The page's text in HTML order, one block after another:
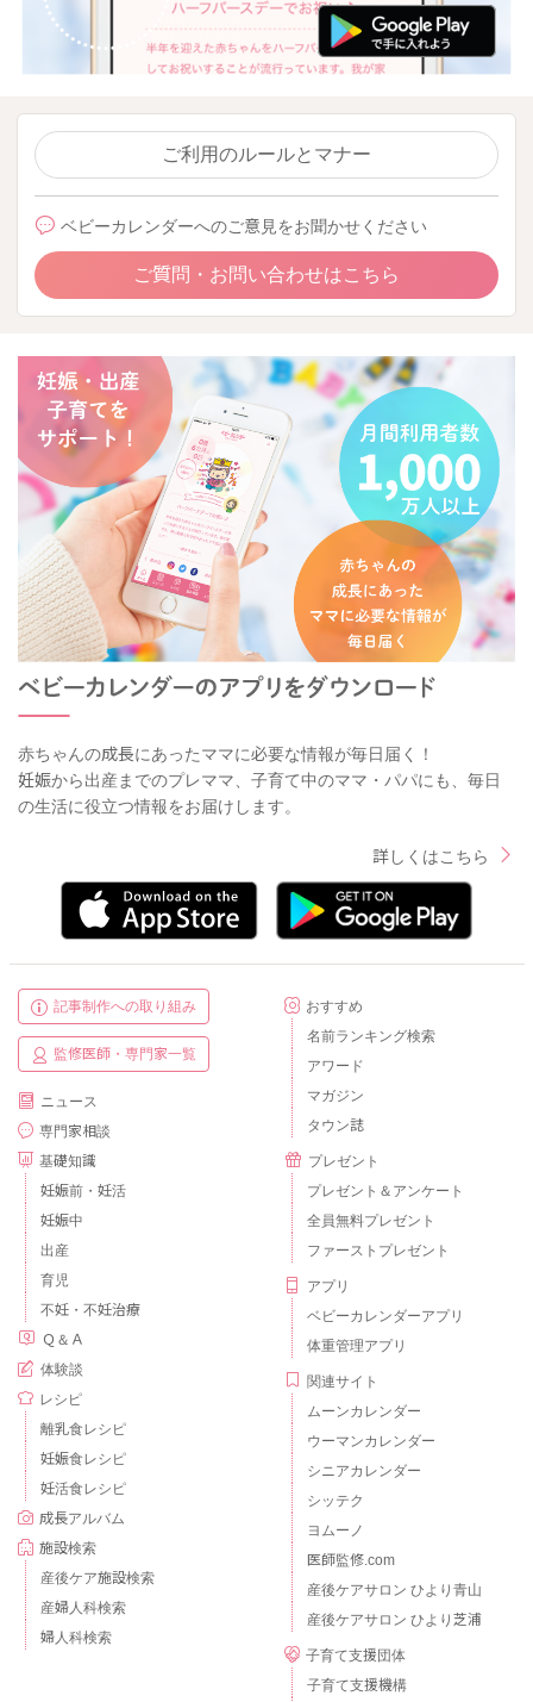
ご利用のルールとマナー
ベビーカレンダーへのご意見をお聞かせください
ご質問・お問い合わせはこちら
赤ちゃんの成長にあったママに必要な情報が毎日届く！
妊娠から出産までのプレママ、子育て中のママ・パパにも、毎日
の生活に役立つ情報をお届けします。
詳しくはこちら
記事制作への取り組み
監修医師・専門家一覧
ニュース
専門家相談
基礎知識
妊娠前・妊活
妊娠中
出産
育児
不妊・不妊治療
Ｑ＆Ａ
体験談
レシピ
離乳食レシピ
妊娠食レシピ
妊活食レシピ
成長アルバム
施設検索
産後ケア施設検索
産婦人科検索
婦人科検索
おすすめ
名前ランキング検索
アワード
マガジン
タウン誌
プレゼント
プレゼント＆アンケート
全員無料プレゼント
ファーストプレゼント
アプリ
ベビーカレンダーアプリ
体重管理アプリ
関連サイト
ムーンカレンダー
ウーマンカレンダー
シニアカレンダー
シッテク
ヨムーノ
医師監修.com
産後ケアサロン ひより青山
産後ケアサロン ひより芝浦
子育て支援団体
子育て支援機構